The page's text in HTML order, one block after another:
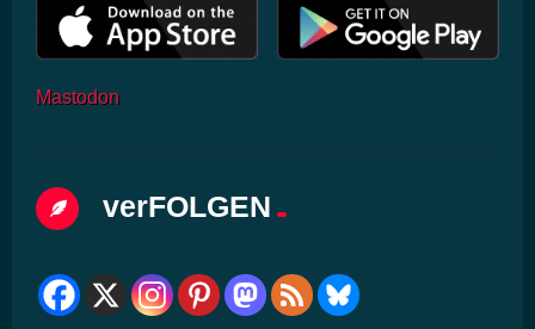
Mastodon
verFOLGEN